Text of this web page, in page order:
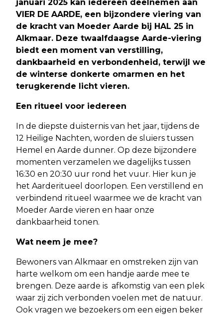
januari 2025 kan iedereen deelnemen aan
VIER DE AARDE, een bijzondere viering van
de kracht van Moeder Aarde bij HAL 25 in
Alkmaar. Deze twaalfdaagse Aarde-viering
biedt een moment van verstilling,
dankbaarheid en verbondenheid, terwijl we
de winterse donkerte omarmen en het
terugkerende licht vieren.
Een ritueel voor iedereen
In de diepste duisternis van het jaar, tijdens de
12 Heilige Nachten, worden de sluiers tussen
Hemel en Aarde dunner. Op deze bijzondere
momenten verzamelen we dagelijks tussen
16:30 en 20:30 uur rond het vuur. Hier kun je
het Aarderitueel doorlopen. Een verstillend en
verbindend ritueel waarmee we de kracht van
Moeder Aarde vieren en haar onze
dankbaarheid tonen.
Wat neem je mee?
Bewoners van Alkmaar en omstreken zijn van
harte welkom om een handje aarde mee te
brengen. Deze aarde is afkomstig van een plek
waar zij zich verbonden voelen met de natuur.
Ook vragen we bezoekers om een eigen beker